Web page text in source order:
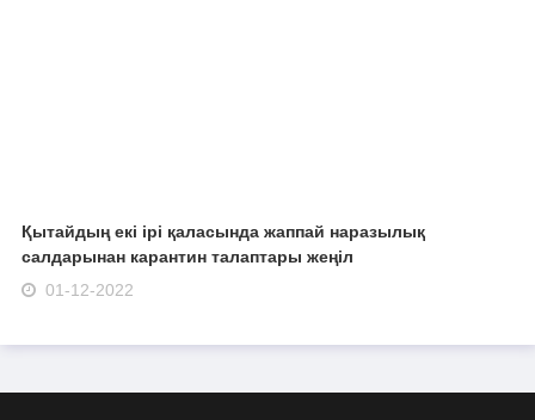
Қытайдың екі ірі қаласында жаппай наразылық
салдарынан карантин талаптары жеңіл
01-12-2022